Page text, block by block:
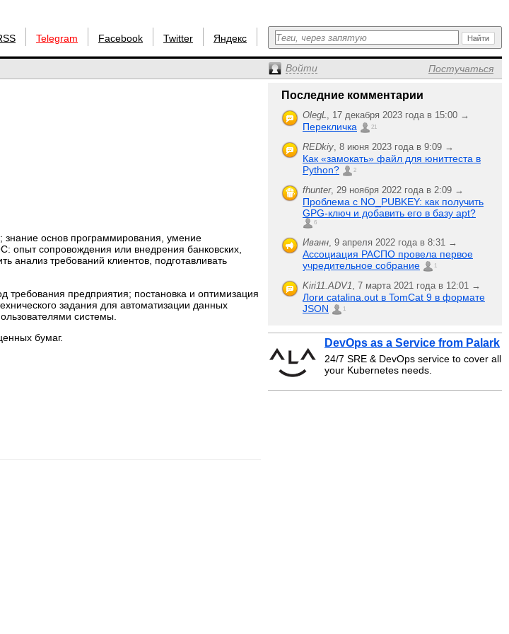
Telegram Facebook Twitter Яндекс
Войти Постучаться
знание основ программирования, умение
опыт сопровождения или внедрения банковских,
анализ требований клиентов, подготавливать
предприятия; постановка и оптимизация
задания для автоматизации данных
системы.
бумаг.
Последние комментарии
OlegL, 17 декабря 2023 года в 15:00 →
Перекличка 21
REDkiy, 8 июня 2023 года в 9:09 →
Как «замокать» файл для юниттеста в
Python?
2
fhunter, 29 ноября 2022 года в 2:09 →
Проблема с NO_PUBKEY: как получить
GPG-ключ и добавить его в базу apt?
6
Иванн, 9 апреля 2022 года в 8:31 →
Ассоциация РАСПО провела первое
учредительное собрание
1
Kiri11.ADV1, 7 марта 2021 года в 12:01 →
Логи catalina.out в TomCat 9 в формате
JSON
1
DevOps as a Service from Palark
24/7 SRE & DevOps service to cover all
your Kubernetes needs.